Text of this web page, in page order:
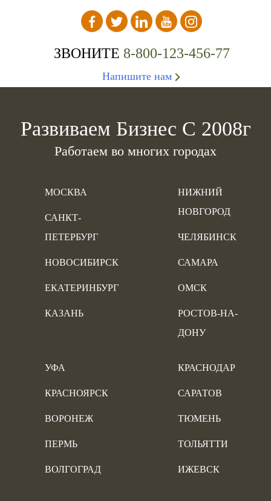
ЗВОНИТЕ 8-800-123-456-77
Напишите нам
Развиваем Бизнес С 2008г
Работаем во многих городах
МОСКВА
САНКТ-
ПЕТЕРБУРГ
НОВОСИБИРСК
ЕКАТЕРИНБУРГ
КАЗАНЬ
НИЖНИЙ
НОВГОРОД
ЧЕЛЯБИНСК
САМАРА
ОМСК
РОСТОВ-НА-
ДОНУ
УФА
КРАСНОЯРСК
ВОРОНЕЖ
ПЕРМЬ
ВОЛГОГРАД
КРАСНОДАР
САРАТОВ
ТЮМЕНЬ
ТОЛЬЯТТИ
ИЖЕВСК